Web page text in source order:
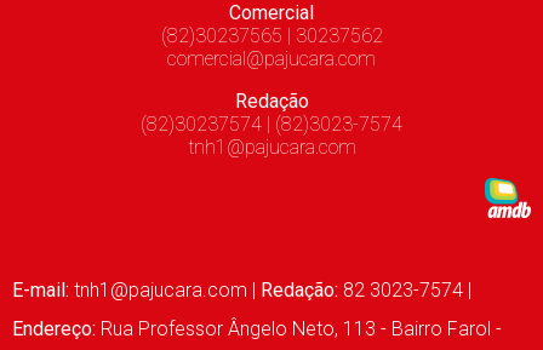
Comercial
(82)30237565 | 30237562
comercial@pajucara.com
Redação
(82)30237574 | (82)3023-7574
tnh1@pajucara.com
E-mail: tnh1@pajucara.com | Redação: 82 3023-7574 |
Endereço: Rua Professor Ângelo Neto, 113 - Bairro Farol -